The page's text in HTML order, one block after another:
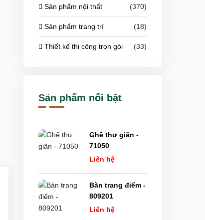
Sản phẩm nội thất (370)
Sản phẩm trang trí (18)
Thiết kế thi công trọn gói (33)
Sản phẩm nổi bật
Ghế thư giãn -
71050
Liên hệ
Bàn trang điểm -
809201
Liên hệ